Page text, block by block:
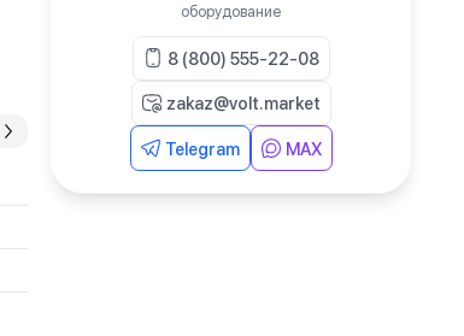
оборудование
8 (800) 555-22-08
zakaz@volt.market
Telegram MAX